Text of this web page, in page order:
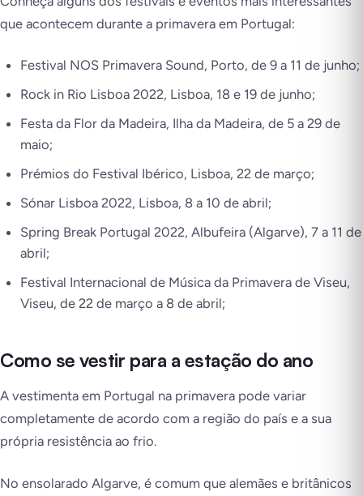
que acontecem durante a primavera em Portugal:
Festival NOS Primavera Sound, Porto, de 9 a 11 de junho;
Rock in Rio Lisboa 2022, Lisboa, 18 e 19 de junho;
Festa da Flor da Madeira, Ilha da Madeira, de 5 a 29 de
maio;
Prémios do Festival Ibérico, Lisboa, 22 de março;
Sónar Lisboa 2022, Lisboa, 8 a 10 de abril;
Spring Break Portugal 2022, Albufeira (Algarve), 7 a 11 de
abril;
Festival Internacional de Música da Primavera de Viseu,
Viseu, de 22 de março a 8 de abril;
Como se vestir para a estação do ano
A vestimenta em Portugal na primavera pode variar
completamente de acordo com a região do país e a sua
própria resistência ao frio.
No ensolarado Algarve, é comum que alemães e britânicos